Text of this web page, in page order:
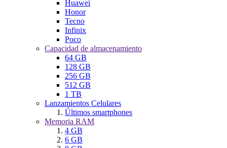
Huawei
Honor
Tecno
Infinix
Poco
Capacidad de almacenamiento
64 GB
128 GB
256 GB
512 GB
1 TB
Lanzamientos Celulares
Últimos smartphones
Memoria RAM
4 GB
6 GB